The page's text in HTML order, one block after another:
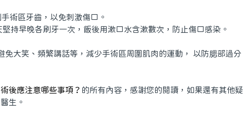
術區牙齒，以免刺激傷口。
持早晚各刷牙一次，飯後用漱口水含漱數次，防止傷口感染。
大笑、頻繁講話等，減少手術區周圍肌肉的運動， 以防腮部過分
後應注意哪些事項？ 的所有內容，感謝您的閱讀，如果還有其他疑
生。